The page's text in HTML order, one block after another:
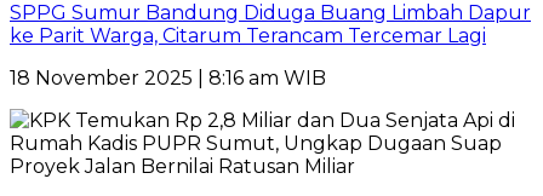
SPPG Sumur Bandung Diduga Buang Limbah Dapur
ke Parit Warga, Citarum Terancam Tercemar Lagi
18 November 2025 | 8:16 am WIB